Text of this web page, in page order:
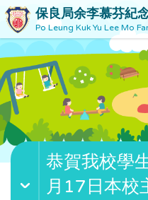
保良局余李慕芬紀
Po Leung Kuk Yu Lee Mo
恭賀我校學
月17日本校